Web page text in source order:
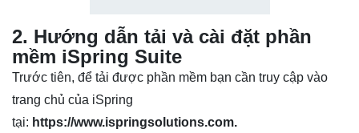
2. Hướng dẫn tải và cài đặt phần
mềm iSpring Suite
Trước tiên, để tải được phần mềm bạn cần truy cập vào
trang chủ của iSpring
tại: https://www.ispringsolutions.com.